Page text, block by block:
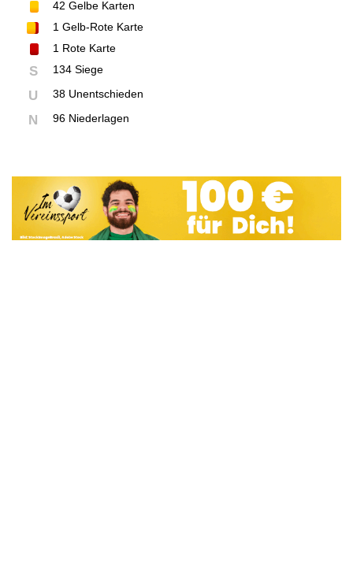
42 Gelbe Karten
1 Gelb-Rote Karte
1 Rote Karte
S 134 Siege
U 38 Unentschieden
N 96 Niederlagen